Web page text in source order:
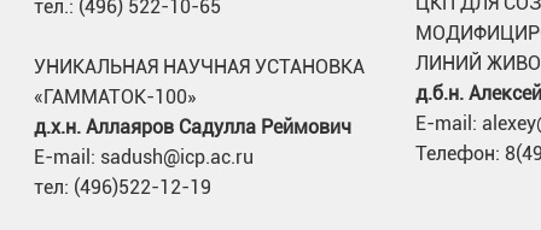
тел.: (496) 522-10-65
УНИКАЛЬНАЯ НАУЧНАЯ УСТАНОВКА
«ГАММАТОК-100»
д.х.н. Аллаяров Садулла Реймович
E-mail: sadush@icp.ac.ru
тел: (496)522-12-19
ЛИНИЙ
д.б.н.
E-mail:
Телефон: